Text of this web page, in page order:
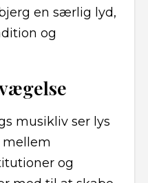
en særlig lyd,
og
musikliv ser lys
mellem
og